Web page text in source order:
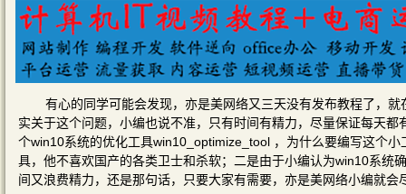
有心的同学可能会发现，亦是美网络又三天没有发布教程了，
实关于这个问题，小编也说不准，只有时间有精力，尽量保证每天
个win10系统的优化工具win10_optimize_tool ，为什么要编写这个
具，他不喜欢国产的各类卫士和杀软；二是由于小编认为win10系统
间又浪费精力，还是那句话，只要大家有需要，亦是美网络小编就